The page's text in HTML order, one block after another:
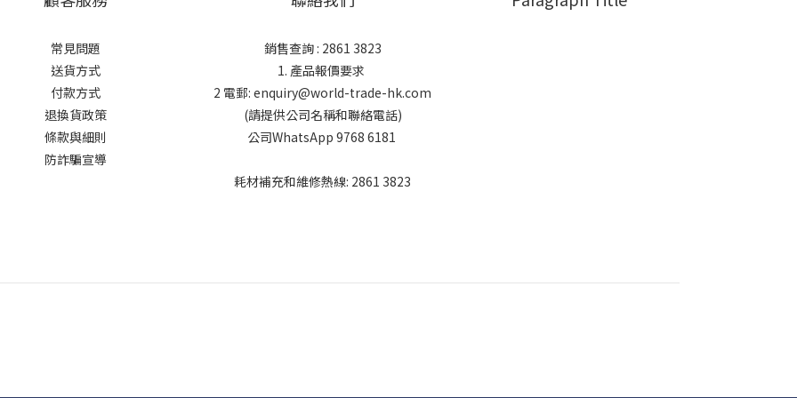
常見問題
送貨方式
付款方式
退換貨政策
條款與細則
防詐騙宣導
銷售查詢 : 2861 3823
1. 產品報價要求
2 電郵: enquiry@world-trade-hk.com
(請提供公司名稱和聯絡電話)
公司WhatsApp 9768 6181
耗材補充和維修熱線: 2861 3823